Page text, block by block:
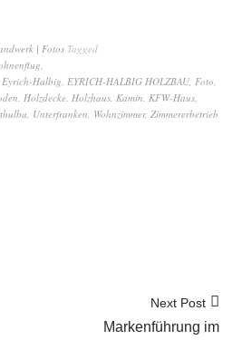
| Fotos Tagged
,
Eyrich-Halbig, EYRICH-HALBIG HOLZBAU, Foto,
, Holzdecke, Holzhaus, Kamin, KFW-Haus,
, Unterfranken, Wohnzimmer, Zimmererbetrieb
Next Post
Markenführung im